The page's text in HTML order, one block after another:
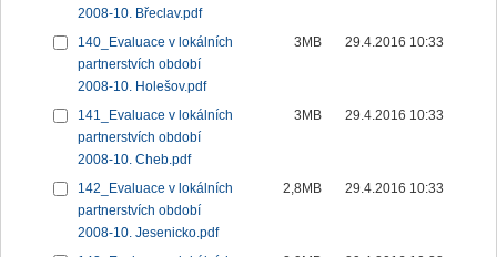
2008-10. Břeclav.pdf
140_Evaluace v lokálních
partnerstvích období
2008-10. Holešov.pdf
3MB 29.4.2016 10:33
141_Evaluace v lokálních
partnerstvích období
2008-10. Cheb.pdf
3MB 29.4.2016 10:33
142_Evaluace v lokálních
partnerstvích období
2008-10. Jesenicko.pdf
2,8MB 29.4.2016 10:33